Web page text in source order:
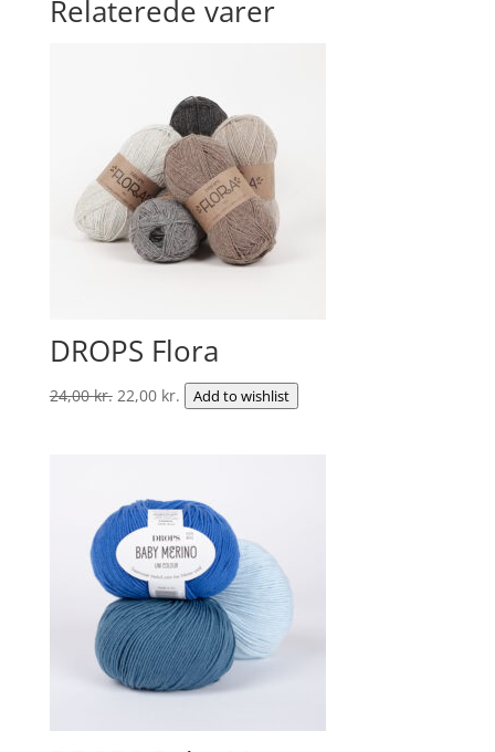
Relaterede varer
DROPS Flora
24,00kr. Den
24,00 kr..
22,00 kr. Den
22,00 kr..
Add to wishlist